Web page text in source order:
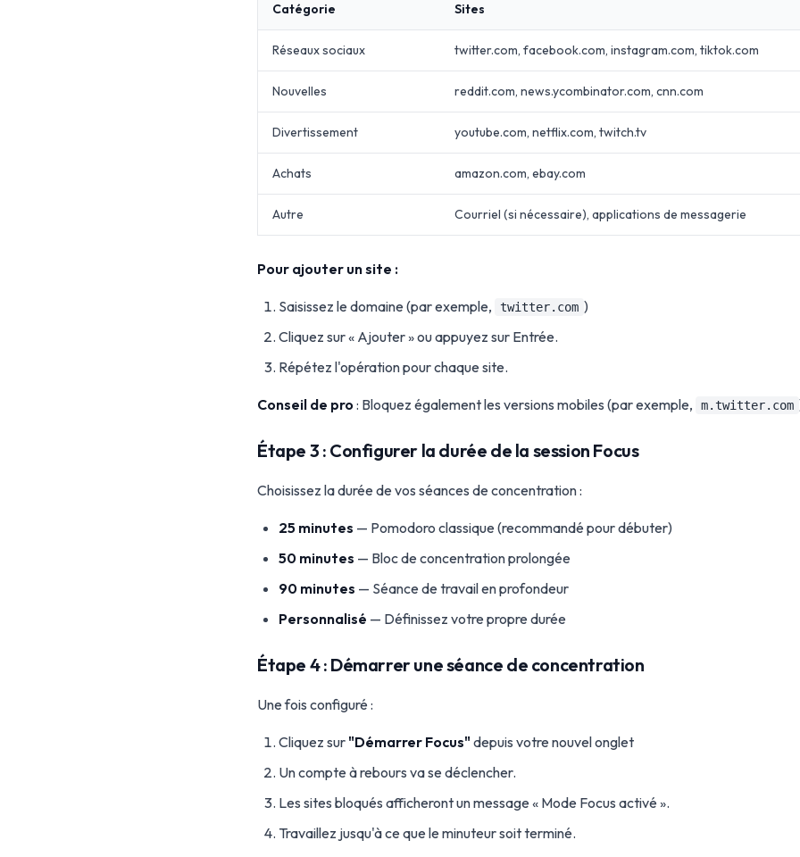
Catégorie Sites
Réseaux sociaux twitter.com, facebook.com, instagram.com, tiktok.com
Nouvelles reddit.com, news.ycombinator.com, cnn.com
Divertissement youtube.com, netflix.com, twitch.tv
Achats amazon.com, ebay.com
Autre Courriel (si nécessaire), applications de messagerie
Pour ajouter un site :
Saisissez le domaine (par exemple, twitter.com )
Cliquez sur « Ajouter » ou appuyez sur Entrée.
Répétez l'opération pour chaque site.
Conseil de pro : Bloquez également les versions mobiles (par exemple, m.twitter.com
Étape 3 : Configurer la durée de la session Focus
Choisissez la durée de vos séances de concentration :
25 minutes — Pomodoro classique (recommandé pour débuter)
50 minutes — Bloc de concentration prolongée
90 minutes — Séance de travail en profondeur
Personnalisé — Définissez votre propre durée
Étape 4 : Démarrer une séance de concentration
Une fois configuré :
Cliquez sur "Démarrer Focus"depuis votre nouvel onglet
Un compte à rebours va se déclencher.
Les sites bloqués afficheront un message « Mode Focus activé ».
Travaillez jusqu'à ce que le minuteur soit terminé.